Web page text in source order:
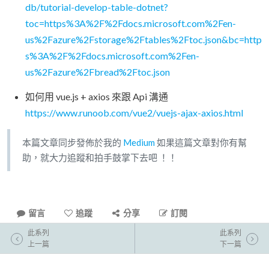
db/tutorial-develop-table-dotnet?
toc=https%3A%2F%2Fdocs.microsoft.com%2Fen-
us%2Fazure%2Fstorage%2Ftables%2Ftoc.json&bc=http
s%3A%2F%2Fdocs.microsoft.com%2Fen-
us%2Fazure%2Fbread%2Ftoc.json
如何用 vue.js + axios 來跟 Api 溝通
https://www.runoob.com/vue2/vuejs-ajax-axios.html
本篇文章同步發佈於我的 Medium如果這篇文章對你有幫
助，就大力追蹤和拍手鼓掌下去吧 ！！
留言 追蹤 分享 訂閱
此系列
上一篇
此系列
下一篇